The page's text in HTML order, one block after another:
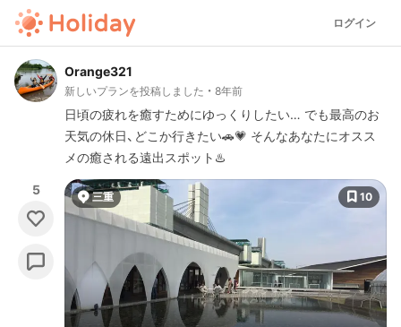
ログイン
Orange321
新しいプランを投稿しました 8年前
日頃の疲れを癒すためにゆっくりしたい… でも最高のお
天気の休日、どこか行きたい🚗💗 そんなあなたにオスス
メの癒される遠出スポット♨️
5 三重 10